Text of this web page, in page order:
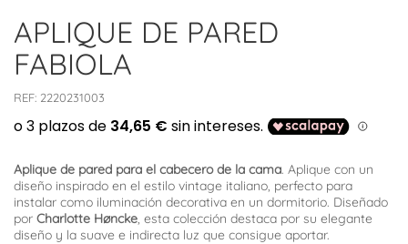
APLIQUE DE PARED
FABIOLA
REF: 2220231003
Aplique de pared para el cabecero de la cama. Aplique con un
diseño inspirado en el estilo vintage italiano, perfecto para
instalar como iluminación decorativa en un dormitorio. Diseñado
por Charlotte Høncke, esta colección destaca por su elegante
diseño y la suave e indirecta luz que consigue aportar.